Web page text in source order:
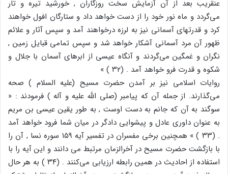
عنقریب بعد از آن آزمایش سخت روزگاران , خورشید تیره و تار
می‌گردد و ماه نور خود را از دست خواهد داد و ستارگان افول خواهند
کرد و قدرتهای آسمانی نیز به لرزه درخواهند آمد و سپس آثار و علائم
ظهور آن مرد آسمانی آشکار خواهد شد و سپس تمامی قبایل زمین ,
نگران و غمگین می‌گردند و آنگاه عیسی از ابرهای آسمان با جلال و
شکوه و قدرت فرو خواهد آمد . (۳۲ ) »
روایات اسلامی نیز بر آمدن حضرت مسیح (علیه السلام ) صحه
می‌گذارند. از جمله آن که پیامبر (صلی الله علیه و آله ) فرمودند : «
سوگند به آن که جانم به دست اوست , به طور یقین عیسی بن مریم
به عنوان داوری عادل و پیشوایی دادگر در میان شما فرود خواهد آمد
. (۳۳ ) » همچنین برخی مفسران در تفسیر آیه ۱۵۹ سوره نسا , آن را
با بازگشت حضرت مسیح در آخرالزمان مرتبط می دانند و این آیه را با
استفاده از احادیث در همین رابطه ارزیابی می‌کنند . (۳۴ ) به هر حال